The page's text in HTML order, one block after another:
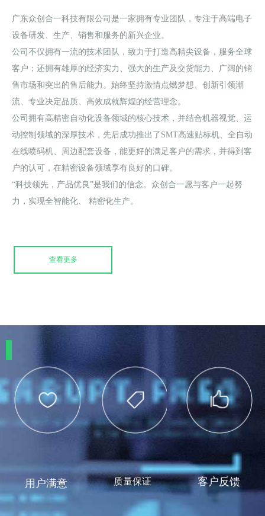
查看更多
广东众创合一科技有限公司是一家拥有专业团队，专注于高端电子
设备研发、生产、销售和服务的新兴企业。
公司不仅拥有一流的技术团队，致力于打造高精尖设备，服务全球
客户；还拥有雄厚的经济实力、强大的生产及交货能力、广阔的销
售市场和突出的售后能力。始终坚持激情点燃梦想、创新引领潮
流、专业决定品质、高效成就辉煌的经营理念。
公司拥有高精密自动化设备领域的核心技术，并结合机器视觉、运
动控制领域的深厚技术，先后成功推出了SMT高速贴标机、全自动
在线喷码机、周边配套设备，能更好的满足客户的需求，并得到客
户的认可，在精密设备领域享有良好的口碑。
“科技领先，产品优良”是我们的信念。众创合一愿与客户一起努
力，实现全智能化、 精密化生产。
用户满意 质量保证 客户反馈